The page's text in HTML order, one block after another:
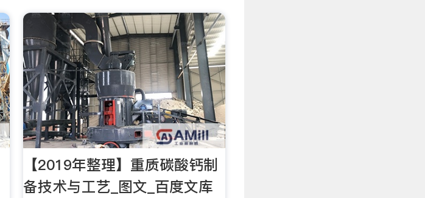
【2019年整理】重质碳酸钙制
备技术与工艺_图文_百度文库